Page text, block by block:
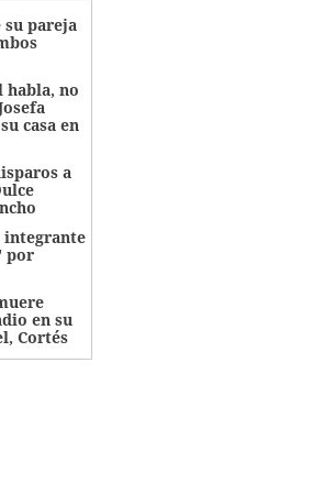
pareja
habla, no
casa en
a
integrante
por
en su
Cortés